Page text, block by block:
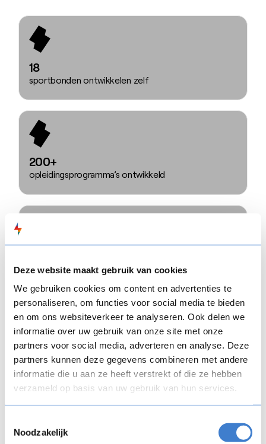
Deze website maakt gebruik van cookies
We gebruiken cookies om content en advertenties te
personaliseren, om functies voor social media te bieden
en om ons websiteverkeer te analyseren. Ook delen we
informatie over uw gebruik van onze site met onze
partners voor social media, adverteren en analyse. Deze
partners kunnen deze gegevens combineren met andere
informatie die u aan ze heeft verstrekt of die ze hebben
verzameld op basis van uw gebruik van hun services.
Noodzakelijk
18
sportbonden ontwikkelen zelf
200+
opleidingsprogramma’s ontwikkeld
cursisten
Aan de slag
Voorbeelden van gebruikte FLOWSPARKS
features:
ingezet voor bijvoorbeeld een e-Learning over